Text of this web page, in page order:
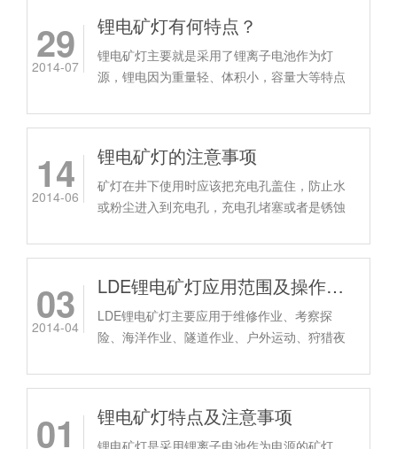
29
2014-07
锂电矿灯有何特点？
锂电矿灯主要就是采用了锂离子电池作为灯
源，锂电因为重量轻、体积小，容量大等特点
同可以分为磷酸铁锂、锰...
14
2014-06
锂电矿灯的注意事项
矿灯在井下使用时应该把充电孔盖住，防止水
或粉尘进入到充电孔，充电孔堵塞或者是锈蚀
03
2014-04
LDE锂电矿灯应用范围及操作方法
LDE锂电矿灯主要应用于维修作业、考察探
险、海洋作业、隧道作业、户外运动、狩猎夜
照明。
01 锂电矿灯特点及注意事项